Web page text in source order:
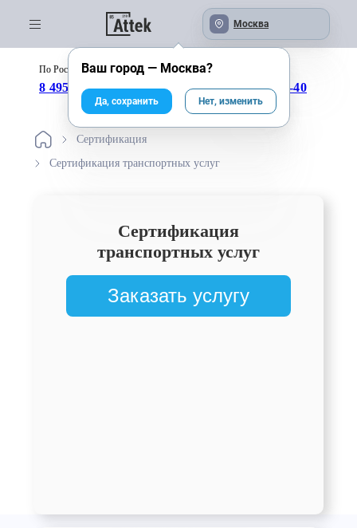
Москва
По России бесплатно:
8 495 246-04-43 8 800 333-25-40
Сертификация
Сертификация транспортных услуг
Сертификация
транспортных услуг
Заказать услугу
Ваш город — Москва?
Да, сохранить Нет, изменить